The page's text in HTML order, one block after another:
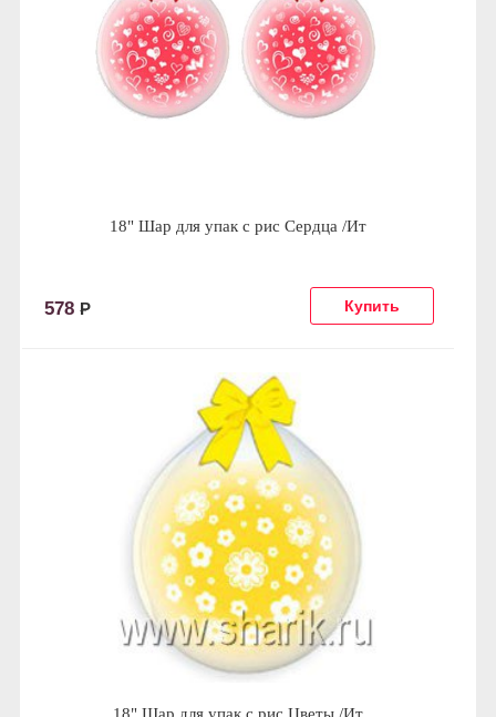
18" Шар для упак c рис Сердца /Ит
578 Р